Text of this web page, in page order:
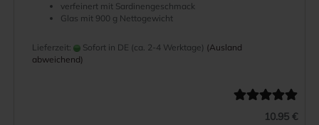
verfeinert mit Sardinengeschmack
Glas mit 900 g Nettogewicht
Lieferzeit: Sofort in DE (ca. 2-4 Werktage) (Ausland
abweichend)
10.95 €